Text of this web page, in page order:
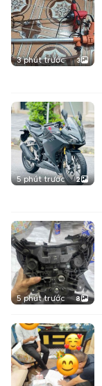
3 phút trước 3
5 phút trước 2
5 phút trước 8